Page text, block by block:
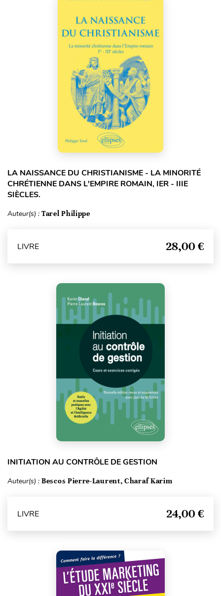
LA NAISSANCE DU CHRISTIANISME - LA MINORITÉ
CHRÉTIENNE DANS L'EMPIRE ROMAIN, IER - IIIE
SIÈCLES.
Auteur(s) : Tarel Philippe
LIVRE 28,00 €
INITIATION AU CONTRÔLE DE GESTION
Auteur(s) : Bescos Pierre-Laurent, Charaf Karim
LIVRE 24,00 €